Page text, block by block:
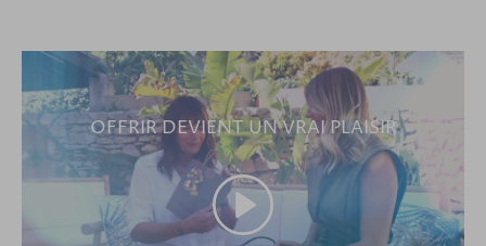
OFFRIR DEVIENT UN VRAI PLAISIR